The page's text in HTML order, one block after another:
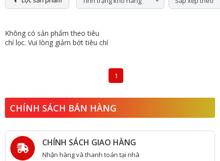
Không có sản phẩm theo tiêu
chí lọc. Vui lòng giảm bớt tiêu chí
1
CHÍNH SÁCH BÁN HÀNG
CHÍNH SÁCH GIAO HÀNG
Nhận hàng và thanh toán tại nhà